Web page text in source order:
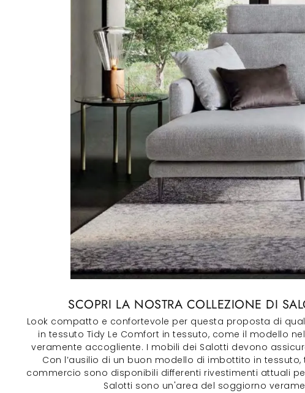
SCOPRI LA NOSTRA COLLEZIONE DI
Look compatto e confortevole per questa proposta di
in tessuto Tidy Le Comfort in tessuto, come il modello
veramente accogliente. I mobili dei Salotti devono
Con l’ausilio di un buon modello di imbottito in
commercio sono disponibili differenti rivestimenti attuali
Salotti sono un'area del soggiorno